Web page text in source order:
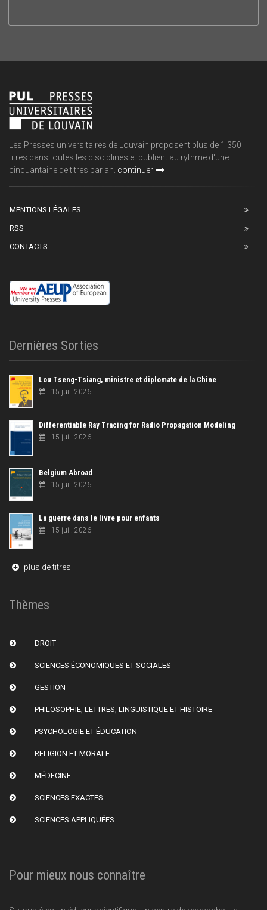
Les Presses universitaires de Louvain proposent plus de 1 350
titres dans toutes les disciplines et publient au rythme d'une
cinquantaine de titres par an. continuer
MENTIONS LÉGALES
RSS
CONTACTS
Dernières Sorties
Lou Tseng-Tsiang, ministre et diplomate de la Chine
15 juil. 2026
Differentiable Ray Tracing for Radio Propagation Modeling
15 juil. 2026
Belgium Abroad
15 juil. 2026
La guerre dans le livre pour enfants
15 juil. 2026
plus de titres
Thèmes
DROIT
SCIENCES ÉCONOMIQUES ET SOCIALES
GESTION
PHILOSOPHIE, LETTRES, LINGUISTIQUE ET HISTOIRE
PSYCHOLOGIE ET ÉDUCATION
RELIGION ET MORALE
MÉDECINE
SCIENCES EXACTES
SCIENCES APPLIQUÉES
Pour mieux nous connaître